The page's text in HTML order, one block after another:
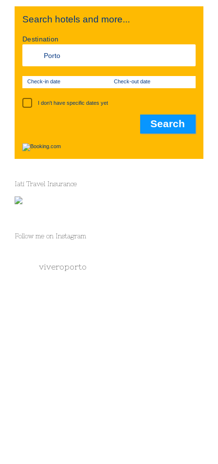
Search hotels and more...
Destination
Check-in date Check-out date
I don't have specific dates yet
Iati Travel Insurance
Follow me on Instagram
viveroporto